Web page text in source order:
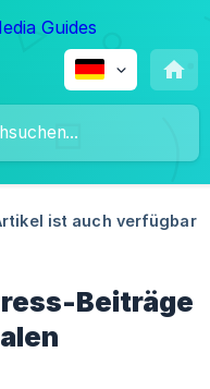
ist auch verfügbar
Beiträge